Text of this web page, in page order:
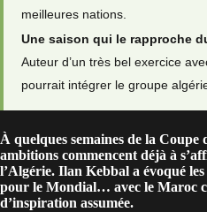
meilleures nations.
Une saison qui le rapproche
Auteur d’un très bel exercice
pourrait intégrer le groupe
À quelques semaines de la Coupe
ambitions commencent déjà à
l’Algérie. Ilan Kebbal a évoqué
pour le Mondial… avec le Maroc
d’inspiration assumée.